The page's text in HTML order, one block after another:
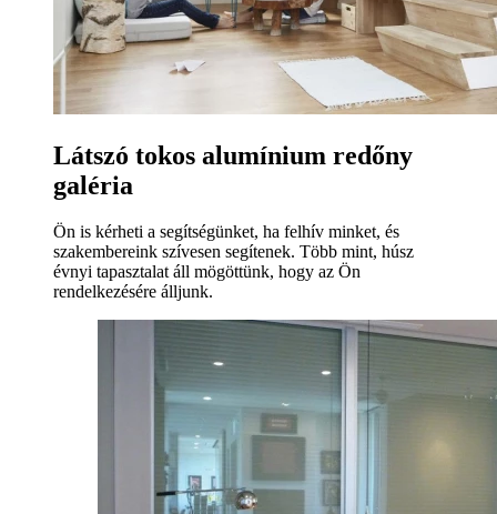
Látszó tokos alumínium redőny
galéria
Ön is kérheti a segítségünket, ha felhív minket, és
szakembereink szívesen segítenek. Több mint, húsz
évnyi tapasztalat áll mögöttünk, hogy az Ön
rendelkezésére álljunk.